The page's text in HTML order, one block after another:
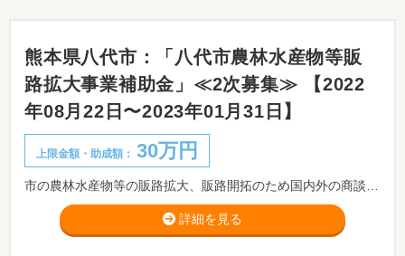
熊本県八代市：「八代市農林水産物等販
路拡大事業補助金」≪2次募集≫ 【2022
年08月22日〜2023年01月31日】
上限金額・助成額： 30万円
詳細を見る